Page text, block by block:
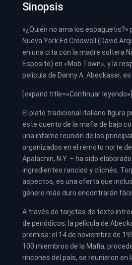
Sinopsis
«¿Quién no ama los espaguetis?»
Nueva York Ed Croswell (David
en una cita con la madre soltera
Esposito) en «Mob Town», y la
película de Danny A. Abeckaser, es
[expand title=»Continuar leyendo»]
El plato tradicional italiano figura
este cuento de la mafia de bajo
una infame reunión de los
organizados en el remoto norte
Apalachin, N.Y. – ha sido
ingredientes rancios y clichés.
aspectos, es una oferta que
género más duro encontrarán
A través de tarjetas de texto
de periódicos, la película de
premisa: el 14 de noviembre de
100 miembros de la Mafia,
rincones del país, se reunieron en